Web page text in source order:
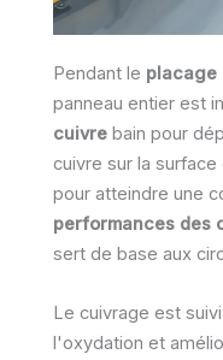
Pendant le placage
panneau entier est
cuivre bain pour
cuivre sur la
pour atteindre une
performances des
sert de base aux
Le cuivrage est
l'oxydation et